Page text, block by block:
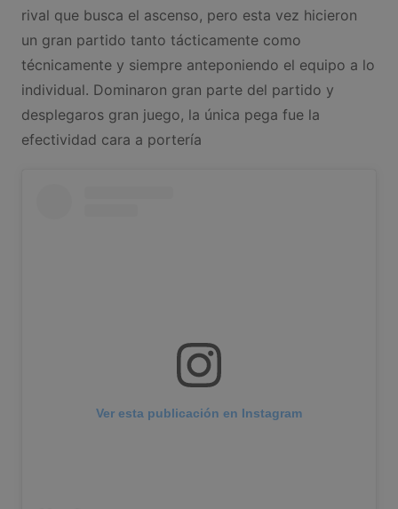
rival que busca el ascenso, pero esta vez hicieron
un gran partido tanto tácticamente como
técnicamente y siempre anteponiendo el equipo a lo
individual. Dominaron gran parte del partido y
desplegaros gran juego, la única pega fue la
efectividad cara a portería
Ver esta publicación en Instagram